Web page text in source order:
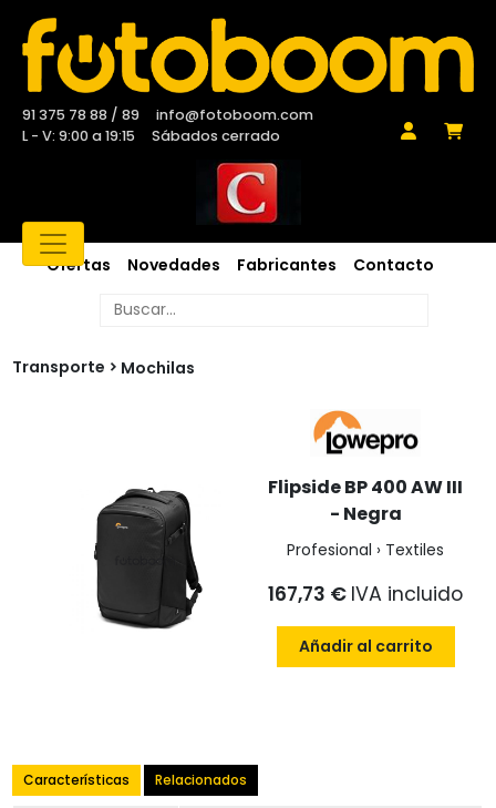
91 375 78 88 / 89
info@fotoboom.com
L - V: 9:00 a 19:15
Sábados cerrado
Ofertas Novedades Fabricantes Contacto
Transporte Mochilas
Flipside BP 400 AW III
- Negra
Profesional › Textiles
167,73 € IVA incluido
Añadir al carrito
Características Relacionados